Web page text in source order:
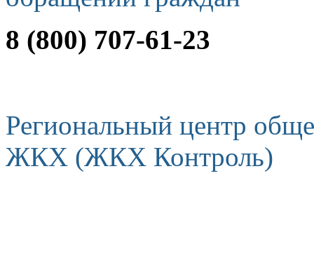
8 (800) 707-61-23
Региональный центр
ЖКХ (ЖКХ Контроль)